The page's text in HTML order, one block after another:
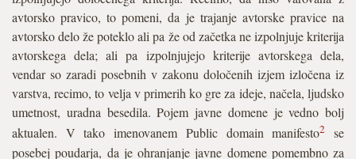
avtorsko pravico, to pomeni, da je trajanje avtorske pravice na
avtorsko delo že poteklo ali pa že od začetka ne izpolnjuje kriterija
avtorskega dela; ali pa izpolnjujejo kriterije avtorskega dela,
vendar so zaradi posebnih v zakonu določenih izjem izločena iz
varstva, recimo, to velja v primerih ko gre za ideje, načela, ljudsko
umetnost, uradna besedila. Pojem javne domene je vedno bolj
aktualen. V tako imenovanem Public domain manifesto2 se posebej poudarja, da je ohranjanje javne domene pomembno za spodbujanje ustvarjalnosti. V tem manifestu je definirana tudi tako imenovana »strukturirana javna domena«. To naj bi bile tiste vsebine, ki so izvzete iz varstva izključne pravice na podlagi izjem in omejitev, ki so zapisane v zakonu ali pa če se avtor oziroma imetnik pravice tako odloči. Se pravi, da s pomočjo določene licence, ki ponuja delo pod svobodnejšim pogojem določi, da ta dela niso varovana v takem obsegu kakor jim ga podeljuje veljavno avtorsko pravo oziroma izhodiščno pravilo v avtorskem pravu. Veljaven režim v avtorskem pravu pomeni, da vse kar izpolnjuje kriterij avtorskega dela je s trenutkom ko je izraženo in ustvarjeno, uvrščeno pod ta režim. To se ne spremeni, četudi se delo objavi na spletu. Ponavadi ko začnem kakšno predavanje naredim dvanajst testnih vprašanj, med katerimi vprašam udeležence tudi, ali drži, da vse, kar je na spletu objavljeno (dano na voljo javnosti) ni varovano in je zato kopiranje dovoljeno. Vedno jih vsaj kakšna polovica v pritrditev dvigne roke, kar pa ne drži. Izhodiščno pravilo je, da so vse vsebine, razen če so dane na voljo javnosti pod posebnimi licencami, varovane z režimom avtorske pravice. In vsem to seveda ni po godu. Na svetu obstaja milijone avtorjev, ki si željo svobodnejšega režima. Pa da ne bo dileme, trenuten sistem nedvomno odlično funkcionira za veliko avtorjev, za veliko industrij, za veliko imetnikov avtorskih pravic. So pa tudi skupine avtorjev in posamezniki, ki pa jim ta sistem ni po godu. In tudi zato je junija 2007 Marco Ricolfi, že prej omenjeni profesor iz Univerze v Torinu, predstavil idejo, da bi vzpostavili dvotirni sistem avtorskega prava. Da bi bilo izhodiščno pravilo, da kdor ne bi registriral avtorskega dela, bi svoje delo ponujal prosto na voljo vsem, razen, da bi se ga moralo navajati kot avtorja. Kdor bi pa želel delo registrirati in ga na nek način komercializirati, bi ga pa moral prijaviti na urad, potem pa bi zanj veljal polni režim avtorskega prava. To je pač teoretična ideja, ki jo je posredoval in kot priznava tudi sam, je bila ta ideja v zraku, on pa jo je samo zapisal. Dejansko je ustvarjal na ramenih predhodnikov, harvardskega profesorja Tarrya Fisherja in ostalih, ki so že prej delali na sistemu za alternativno kompenziranje. Kaj naj bi se s tem pokazalo? Nekdo, ki ne želi, da bi se njegovo delo varovalo z vsemi pravicami ampak bi želel, da delo svobodno kroži na spletu – recimo, sama sem svoj doktorat objavila pod tem pogojem, zato ker preprosto nisem želela, da bi kdo, ki ga bo fotokopiral ali pretakal iz spleta s tem kršil mojo avtorsko pravico in s tem zakon. Kršil bi pravno pravilo in to ni dobro. Ni sprejemljivo, da se zakon kar množično krši. Da se ne bi kršilo moje avtorske pravice, sem morala delo dati pod licenco Creative Commons. S tem sem bila obremenjena tako jaz, saj sem morala to licenco dati na svoje delo sama, kot vsi tisti, ki bodo na ta režim pristali, saj so potencialno obremenjeni s pravnimi nevarnostmi, ker v bistvu je to pogodba. Se pravi vsi, ki želijo v okvirih obstoječega režima izdati delo in ga pod nekimi drugimi pogoji predstaviti javnosti – ali če hočete – se osvoboditi pravil avtorskega prava – so potencialno obremenjeni z licencami in pogodbami. Sicer je mnogo del enostavno objavljenih na spletu brez licenc in njihovi avtorji nikoli ne preganjajo kršilce – vendar uporabniki takšnih del tega vnaprej nikoli ne morejo vedeti. Zato upam, da je Creative Commons licenca zgolj začasna rešitev, ker to gotovo ni najboljša rešitev. V zakonodaji bi morala biti urejena druga izhodišča. Zakaj se pa vedno pogosteje rojevajo razmišljanja, da bi bilo smiselno razmišljati o sistemu registracije? V kontinentalni Evropi od nekdaj obstaja sistem, po katerem avtorju ni potrebno dela registrirati, da pridobi varstvo. Vendar tak sistem na žalost prinaša tudi družbeno škodo. Dandanes je veliko del osirotelih: vemo, da na njih pravice še trajajo, vendar ne moremo ugotoviti, kdo je imetnik pravic, zato ne moremo pridobiti dovoljenja za ponovno uporabo del. Zato je sistem registracije lahko viden kot dobra rešitev. V Ameriki je bilo tako skoraj do leta 1980. Če nisi registriral avtorskega dela, je bilo delo javna domena. Seveda so se dogajale zlorabe, da je nekdo delo ustvaril, nekdo drugi pa ga je registriral in ravno zato se je štelo, da je sistem na kontinentu bolj naklonjen avtorjem, ker je pač avtomatsko podeljeval avtorstvo in še vedno ima določene prednosti, vendar rojeva tudi velike probleme. Kot že prej omenjeno danes namreč obstaja veliko del, za katere ne vemo kdo je njihov avtor ali pa sicer lahko vemo kdo je avtor, ne vemo pa kdo je na teh delih imetnik pravic. Zato, ker ni registracije ni nikjer zabeleženo kako so se dogajali prenosi pravic, gotovo pa še ni sedemdeset let po avtorjevi smrti. Recimo, imamo fotografije, pri fotografijah velja trajanje pravice petdeset let po avtorjevi smrti in vemo, da avtorska pravica še obstaja. Če želimo delovati pravno varno, dela ne moremo, ne smemo uporabiti, ker nimamo dovoljenja za to uporabo. In tudi nimamo koga vprašati. Recimo pri nas. Svetujem Narodno univerzitetni knjižnici in Inštitutu za novejšo zgodovino, kjer želijo pravice za uporabo takšnih del pridobiti – pravimo, da želijo pravice razčistiti. Avtorja poznajo, želijo pa slediti dedičem. Avtorska agencija pri nas – tega sicer sama nisem preverila – ponuja informacije o tem, kdo je trenutni imetnik pravic za približno sto evrov za informacijo. Za nekoga, ki bi danes želel razčistiti vse pravice, je to ogromen strošek. Mi delamo individualne projekte in si želimo individualno počistiti pravice. Pri posameznih delih je ta postopek pač tak, da gremo skozi vse to, zdaj pa si zamislite, da ste nacionalna knjižnica, ki digitalizira knjige. Tehnologija nam namreč omogoča, da imamo digitalno knjižnico. Nekakšno globalno »Aleksandrijsko« knjižnico enaindvajsetega stoletja. Tehnologija omogoča, da nam je vse, kar je bilo ustvarjeno, dostopno. Vsakdo bi si želel takšne knjižnice. Avtorji imajo še žive avtorske pravice, ki jih je pač treba spoštovati in tudi razčistiti. Prvi se je tega množično lotil Google v ZDA. Google je leta 2004 začel digitalizirati knjige, ki so bile v javni domeni. Iz teh knjig je začel objavljati odlomke. Kmalu je začel digitalizirati tudi knjige, za katere so avtorske pravice še trajale, in tudi iz teh knjige je začel objavljati odlomke. Že leta 2005 je nekaj založnikov in avtorjev sprožilo tožbo proti njim, da objavljanje teh odlomkov pač ni »fair use« (poštena raba). Se pravi, da ne sodijo v okvir izjem in omejitev, kot bi lahko to prevedli v jezik kontinentalnega avtorskega prava. In vsi smo pričakovali, da bo prišlo do velike in pomembne razsodbe ali je to poštena raba ali ne. Ampak stranke so se usedle za mizo in rodila se je poravnava, na kateri je Google – največja marketinška »zverina« na svetu -, če bo sodnik poravnavo priznal in potrdil, dobil »defacto« največjo prisilno licenco za digitalizacijo knjig na svetu. Prednosti so, imeli bi dostop do bogastva knjig, so pa tudi nevarnosti. Prvič, to je privatna družba, ki lahko kadarkoli zamenja lastnika, drugič, imela bo monopol, v primerjavi s katerim je Microsoft »malo dete«. Google, katerega slogan je sicer »don’t do evil« (ne delaj slabega), ni več majhen ampak je orjak, poleg tega ima pravico, da do določenega procenta vsebin ne objavi, torej jih lahko cenzurira, uporabnikom tudi ni nujno zagotovljeno, da bo njihova zasebnost o tem, kaj berejo, tako dobro varovana kot v tradicionalnih knjižnicah. Ustanovljena je bila nova kolektivna organizacija, tako imenovan »Book Rights Registry«, ki je v bistvu kolektivna organizacija podobna tem, ki jih poznamo v Evropi, ki bo določala cene. Kdor bo prijavil delo tej kolektivni organizaciji bo nekaj od tega posla tudi dobil. Bojazni so, da bodo cene previsoke, da se bo cene določalo na isti način kot pri strokovnih revijah, da ne bo dovolj svobodnega dostopa. Potem je slišati kritike, da je dosti del že osirotelih. Kakšen bi bil pa glas teh avtorjev? Najbrž ne isti kot tistih avtorjev in založnikov, ki so Google tožili. Mogoče bi si določeni avtorji želeli dati dela na voljo pod svobodnejšimi pogoji – zlasti npr. univerzam. To so pač te številne dileme. Še posebej tega ne maramo v Evropi. Zakaj? Zato, ker je bilo ogromno del evropskih avtorjev digitaliziranih, pri tej poravnavi pa evropski avtorji in založniki niso sodelovali. Sicer se je kasneje ravno zaradi teh pritožb poravnava prilagodila, vendar vseeno. Zakaj pa v Evropi tega dogovora še bolj ne maramo, in to je treba podčrtati z najdebelejšim tiskom – ker velja samo za ZDA. Evropski uporabniki bomo sicer lahko dostopali do knjig, ki so v javni domeni, ne bodo pa nam na voljo nakupi, predvsem pa ne bodo mogle kupovati licence in ponujati dostopa do teh knjig svojim študentom evropske univerze. Zdaj pa pridemo na tisto področje, ki mene trenutno najbolj zanima. Mene zanima kako se Google na svojih internih sestankih pogovarja, kako bo podoben projekt izpeljal v Evropi. Evropa je z direktivo o informacijski družbi načeloma harmonizirala sistem. Še zmeraj pa imamo sedemindvajset različnih sistemov avtorskega prava, ki so si sicer zelo podobni, vendar niso popolnoma harmonizirani. Poleg tega pa imamo v vsaki državi kolektivne organizacije, ki tudi upravljajo s temi pravicami oziroma jih mogoče kje sploh še nimamo ustanovljenih. Če bomo hoteli delati nekaj podobnega kot je Google naredil v ZDA, se bomo nedvomno morali vprašati ali bodo to stare kolektivne organizacija ali pa nove. Nujno je treba tovrstne pravice razčiščevati množično. In trenutno ne vemo kako Google gleda na to oziroma kakšne načrte ima. Ravno v tem času je moj inštitut soorganizator konference v Istanbulu, kjer se želimo pogovarjati ravno na to temo. Problem je, da Google tega projekta v Evropi trenutno sploh ne more izpeljati. Če bi hoteli imeti ta projekt v Evropi, bi Google moral v vsaki državi posebej v dogov